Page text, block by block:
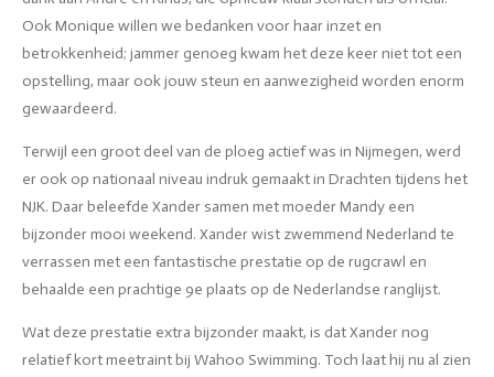
Ook Monique willen we bedanken voor haar inzet en
betrokkenheid; jammer genoeg kwam het deze keer niet tot een
opstelling, maar ook jouw steun en aanwezigheid worden enorm
gewaardeerd.
Terwijl een groot deel van de ploeg actief was in Nijmegen, werd
er ook op nationaal niveau indruk gemaakt in Drachten tijdens het
NJK. Daar beleefde Xander samen met moeder Mandy een
bijzonder mooi weekend. Xander wist zwemmend Nederland te
verrassen met een fantastische prestatie op de rugcrawl en
behaalde een prachtige 9e plaats op de Nederlandse ranglijst.
Wat deze prestatie extra bijzonder maakt, is dat Xander nog
relatief kort meetraint bij Wahoo Swimming. Toch laat hij nu al zien